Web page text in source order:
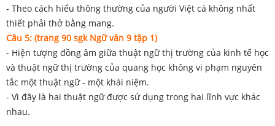
- Theo cách hiểu thông thường của người Việt cá không nhất
thiết phải thở bằng mang.
Câu 5: (trang 90 sgk Ngữ văn 9 tập 1)
- Hiện tượng đồng âm giữa thuật ngữ thị trường của kinh tế học
và thuật ngữ thị trường của quang học không vi phạm nguyên
tắc một thuật ngữ - một khái niệm.
- Vì đây là hai thuật ngữ được sử dụng trong hai lĩnh vực khác
nhau.